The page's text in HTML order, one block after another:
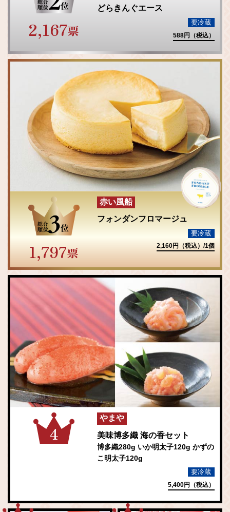
2,167票
どらきんぐエース
要冷蔵
588円（税込）
1,797票
赤い風船
フォンダンフロマージュ
要冷蔵
2,160円（税込）/1個
4
やまや
美味博多織 海の香セット
博多織280g いか明太子120g かずの
こ明太子120g
要冷蔵
5,400円（税込）